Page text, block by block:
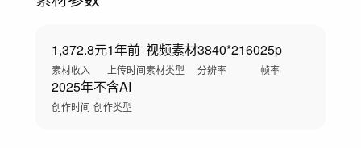
1,372.8元
素材收入
1年前
上传时间
视频素材
素材类型
3840*2160
分辨率
25p
帧率
2025年
创作时间
不含AI
创作类型